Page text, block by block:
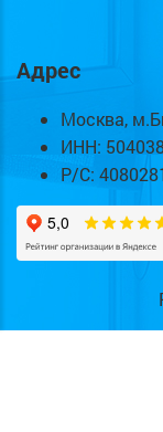
Адрес
Москва,
ИНН:
Р/С: